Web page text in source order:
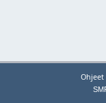
Ohjeet